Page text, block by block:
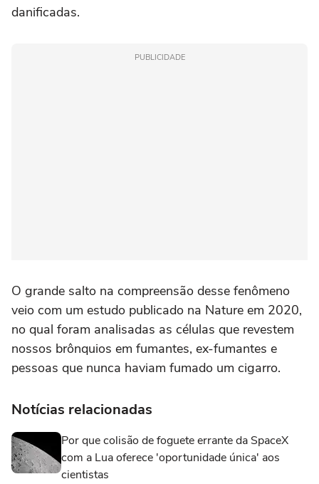
danificadas.
PUBLICIDADE
O grande salto na compreensão desse fenômeno
veio com um estudo publicado na Nature em 2020,
no qual foram analisadas as células que revestem
nossos brônquios em fumantes, ex-fumantes e
pessoas que nunca haviam fumado um cigarro.
Notícias relacionadas
Por que colisão de foguete errante da SpaceX
com a Lua oferece 'oportunidade única' aos
cientistas